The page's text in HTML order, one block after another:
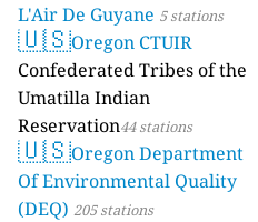
L'Air De Guyane 5 stations
🇺🇸Oregon CTUIR
Confederated Tribes of the
Umatilla Indian
Reservation44 stations
🇺🇸Oregon Department
Of Environmental Quality
(DEQ) 205 stations